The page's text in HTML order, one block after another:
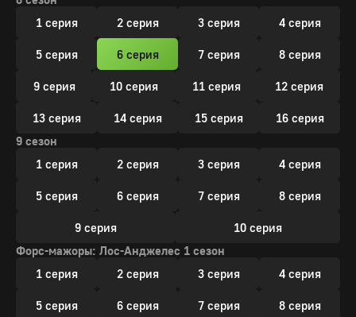
1 серия
2 серия 3 серия 4 серия
5 серия 6 серия 7 серия 8 серия
9 серия 10 серия 11 серия 12 серия
13 серия 14 серия 15 серия
16 серия
9 сезон
1 серия
2 серия 3 серия 4 серия
5 серия 6 серия 7 серия 8 серия
9 серия
10 серия
Форс-мажоры: Лос-Анджелес 1 сезон
1 серия
2 серия 3 серия 4 серия
5 серия 6 серия 7 серия 8 серия